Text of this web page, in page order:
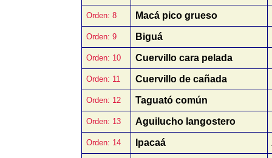
Orden: 8 Macá pico grueso
Orden: 9 Biguá
Orden: 10 Cuervillo cara pelada
Orden: 11 Cuervillo de cañada
Orden: 12 Taguató común
Orden: 13 Aguilucho langostero
Orden: 14 Ipacaá